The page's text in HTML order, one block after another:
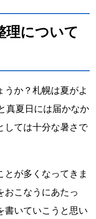
理について
うか？札幌は夏がよ
真夏日には届かなか
しては十分な暑さで
とが多くなってきま
おこなうにあたっ
書いていこうと思い